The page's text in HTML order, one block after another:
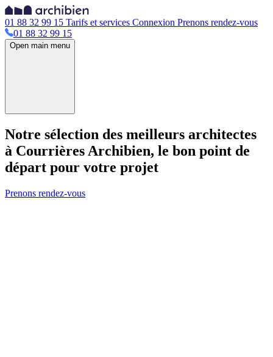
01 88 32 99 15 Tarifs et services Connexion Prenons rendez-vous
01 88 32 99 15
Open main menu
Notre sélection des meilleurs architectes
à Courrières Archibien, le bon point de
départ pour votre projet
Prenons rendez-vous